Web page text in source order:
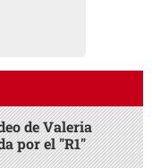
de Valeria
por el "R1"